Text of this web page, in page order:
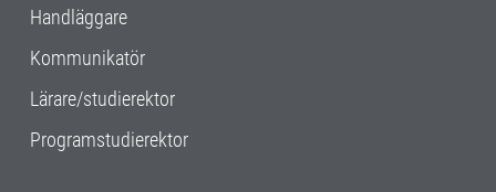
Handläggare
Kommunikatör
Lärare/studierektor
Programstudierektor